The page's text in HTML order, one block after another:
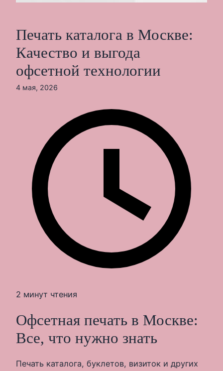
Печать каталога в Москве:
Качество и выгода
офсетной технологии
4 мая, 2026
2 минут чтения
Офсетная печать в Москве:
Все, что нужно знать
Печать каталога, буклетов, визиток и других